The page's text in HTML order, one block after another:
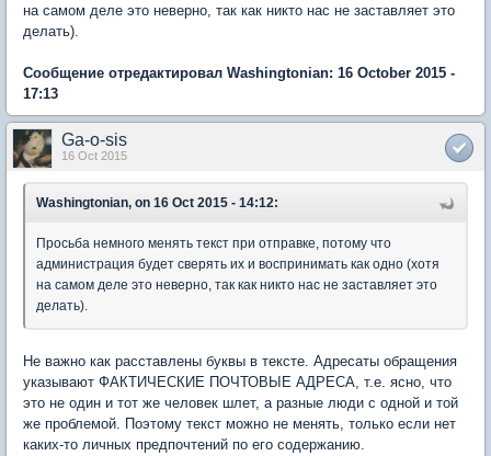
на самом деле это неверно, так как никто нас не заставляет это
делать).
Сообщение отредактировал Washingtonian: 16 October 2015 -
17:13
Ga-o-sis
16 Oct 2015
Washingtonian, on 16 Oct 2015 - 14:12:
Просьба немного менять текст при отправке, потому что
администрация будет сверять их и воспринимать как одно (хотя
на самом деле это неверно, так как никто нас не заставляет это
делать).
Не важно как расставлены буквы в тексте. Адресаты обращения
указывают ФАКТИЧЕСКИЕ ПОЧТОВЫЕ АДРЕСА, т.е. ясно, что
это не один и тот же человек шлет, а разные люди с одной и той
же проблемой. Поэтому текст можно не менять, только если нет
каких-то личных предпочтений по его содержанию.